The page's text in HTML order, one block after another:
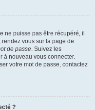
ne puisse pas être récupéré, il
vous sur la page de
de passe. Suivez les
à nouveau vous connecter.
votre mot de passe, contactez
?